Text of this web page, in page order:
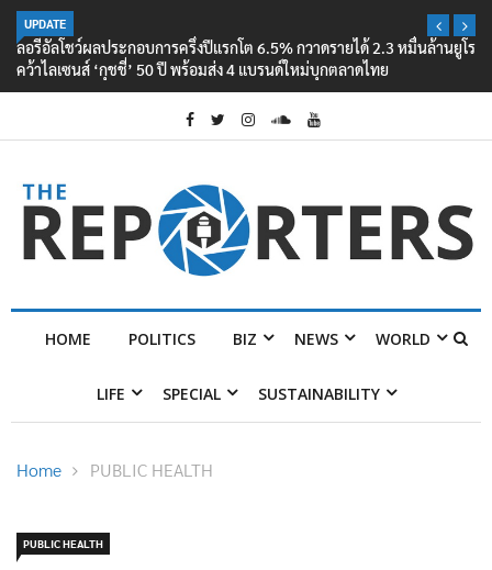
UPDATE
ลอรีอัลโชว์ผลประกอบการครึ่งปีแรกโต 6.5% กวาดรายได้ 2.3 หมื่นล้านยูโร
คว้าไลเซนส์ ‘กุชชี่’ 50 ปี พร้อมส่ง 4 แบรนด์ใหม่บุกตลาดไทย
HOME POLITICS BIZ NEWS WORLD
LIFE SPECIAL SUSTAINABILITY
Home PUBLIC HEALTH
PUBLIC HEALTH